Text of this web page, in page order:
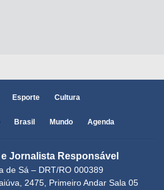
Esporte Cultura
Brasil Mundo Agenda
Jornalista Responsável
de Sá – DRT/RO 000389
2475, Primeiro Andar Sala 05